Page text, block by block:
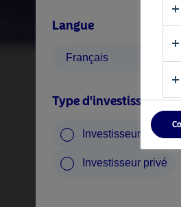
Langue
Français
Type d'investisseur
Investisseur
Investisseur privé
– tous droits réservés.